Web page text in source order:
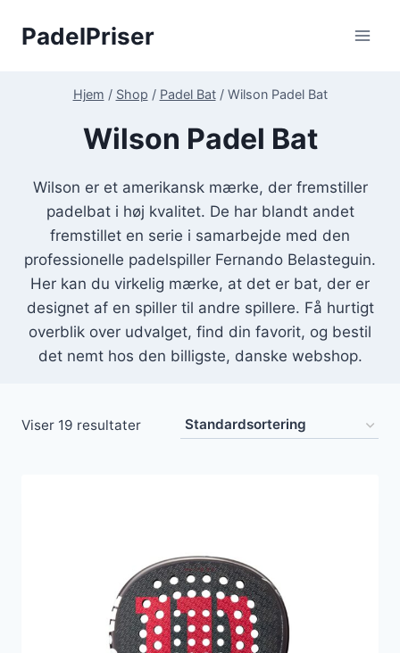
PadelPriser
Hjem / Shop / Padel Bat / Wilson Padel Bat
Wilson Padel Bat
Wilson er et amerikansk mærke, der fremstiller
padelbat i høj kvalitet. De har blandt andet
fremstillet en serie i samarbejde med den
professionelle padelspiller Fernando Belasteguin.
Her kan du virkelig mærke, at det er bat, der er
designet af en spiller til andre spillere. Få hurtigt
overblik over udvalget, find din favorit, og bestil
det nemt hos den billigste, danske webshop.
Viser 19 resultater